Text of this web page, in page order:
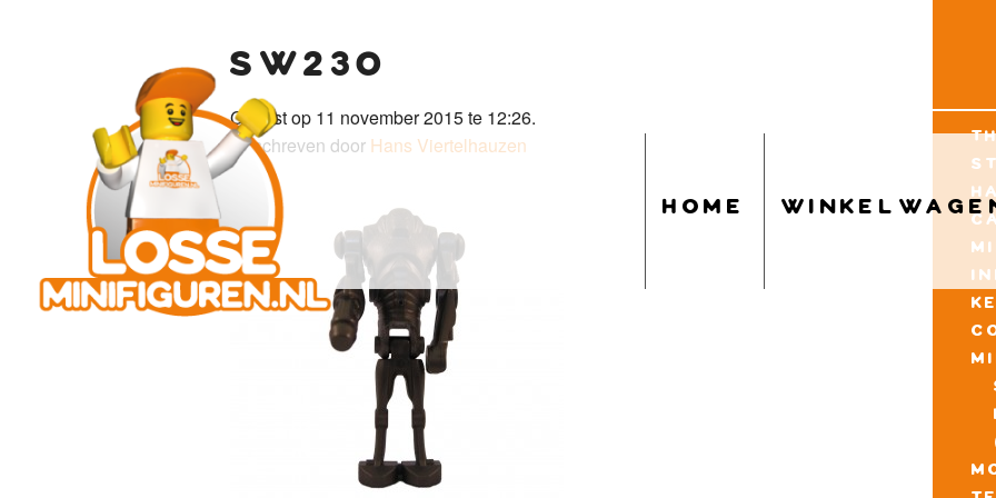
home
sw230
Gepost op 11 november 2015 te 12:26.
Geschreven door Hans Viertelhauzen